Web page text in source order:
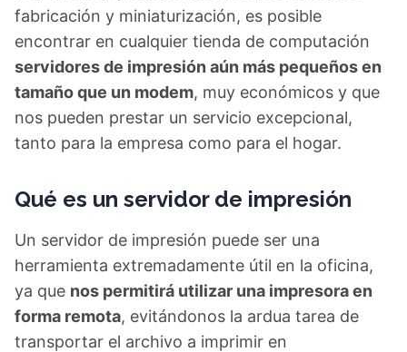
fabricación y miniaturización, es posible
encontrar en cualquier tienda de computación
servidores de impresión aún más pequeños en
tamaño que un modem, muy económicos y que
nos pueden prestar un servicio excepcional,
tanto para la empresa como para el hogar.
Qué es un servidor de impresión
Un servidor de impresión puede ser una
herramienta extremadamente útil en la oficina,
ya que nos permitirá utilizar una impresora en
forma remota, evitándonos la ardua tarea de
transportar el archivo a imprimir en